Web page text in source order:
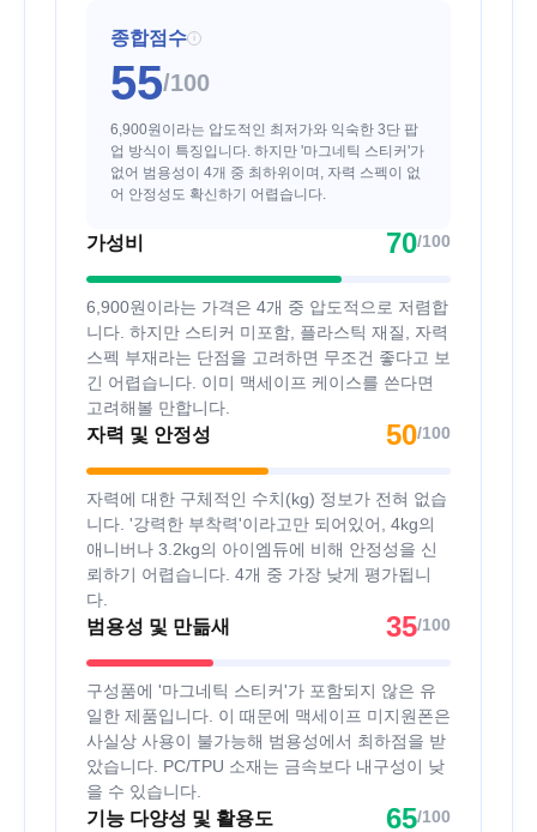
종합점수 i
55/100
6,900원이라는 압도적인 최저가와 익숙한 3단 팝
업 방식이 특징입니다. 하지만 '마그네틱 스티커'가
없어 범용성이 4개 중 최하위이며, 자력 스펙이 없
어 안정성도 확신하기 어렵습니다.
가성비 70/100
6,900원이라는 가격은 4개 중 압도적으로 저렴합
니다. 하지만 스티커 미포함, 플라스틱 재질, 자력
스펙 부재라는 단점을 고려하면 무조건 좋다고 보
긴 어렵습니다. 이미 맥세이프 케이스를 쓴다면
고려해볼 만합니다.
자력 및 안정성 50/100
자력에 대한 구체적인 수치(kg) 정보가 전혀 없습
니다. '강력한 부착력'이라고만 되어있어, 4kg의
애니버나 3.2kg의 아이엠듀에 비해 안정성을 신
뢰하기 어렵습니다. 4개 중 가장 낮게 평가됩니
다.
범용성 및 만듦새 35/100
구성품에 '마그네틱 스티커'가 포함되지 않은 유
일한 제품입니다. 이 때문에 맥세이프 미지원폰은
사실상 사용이 불가능해 범용성에서 최하점을 받
았습니다. PC/TPU 소재는 금속보다 내구성이 낮
을 수 있습니다.
기능 다양성 및 활용도 65/100